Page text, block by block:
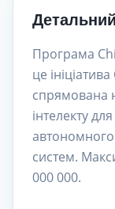
Програма
це
спрямована
інтелекту
автономного
систем.
000 000.